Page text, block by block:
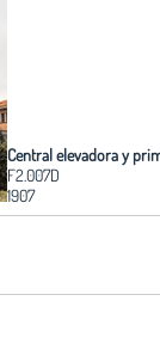
Central elevadora y
F2.007D
1907